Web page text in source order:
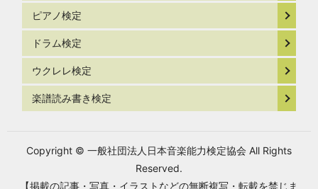
ピアノ検定
ドラム検定
ウクレレ検定
楽譜読み書き検定
Copyright © 一般社団法人日本音楽能力検定協会 All Rights
Reserved.
【掲載の記事・写真・イラストなどの無断複写・転載を禁じま